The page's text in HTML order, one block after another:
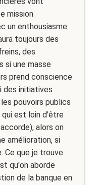
mission
un enthousiasme
toujours des
des
si une masse
prend conscience
des initiatives
pouvoirs publics
est loin d'être
alors on
amélioration, si
Ce que je trouve
qu'on aborde
de la banque en